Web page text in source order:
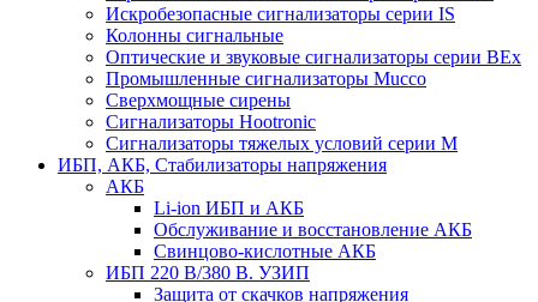
Искробезопасные сигнализаторы серии IS
Колонны сигнальные
Оптические и звуковые сигнализаторы серии BEx
Промышленные сигнализаторы Mucco
Сверхмощные сирены
Сигнализаторы Hootronic
Сигнализаторы тяжелых условий серии M
ИБП, АКБ, Стабилизаторы напряжения
АКБ
Li-ion ИБП и АКБ
Обслуживание и восстановление АКБ
Свинцово-кислотные АКБ
ИБП 220 В/380 В. УЗИП
Защита от скачков напряжения